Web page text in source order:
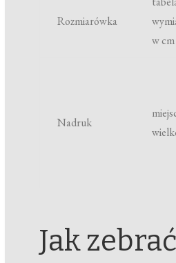
Rozmiarówka
w cm
Nadruk
Jak zebrać